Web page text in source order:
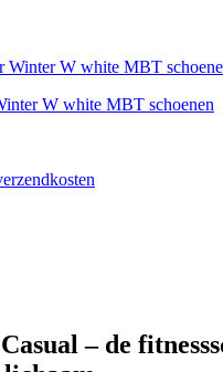
W white MBT schoenen
– de